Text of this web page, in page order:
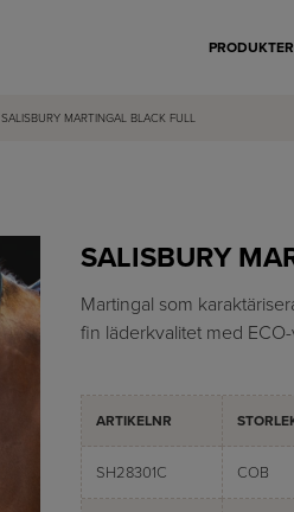
PRODUKTER
SALISBURY MARTINGAL BLACK FULL
SALISBURY
Martingal som
fin läderkvalitet med
ARTIKELNR
SH28301C COB